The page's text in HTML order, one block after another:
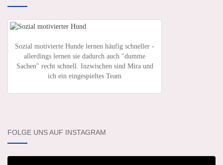
Sozial motivierte Hunde lernen häufig schneller -
allerdings lernen sie dadurch auch "dumme
Sachen" recht schnell. Inzwischen sind Mira und
ich ein eingespieltes Team
FOLGE UNS AUF INSTAGRAM